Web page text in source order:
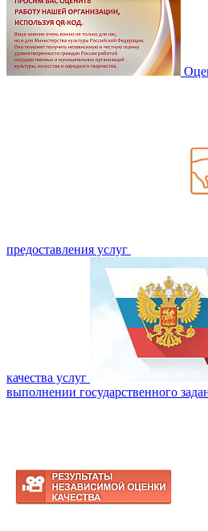
предоставления услуг
качества услуг
выполнении государственного